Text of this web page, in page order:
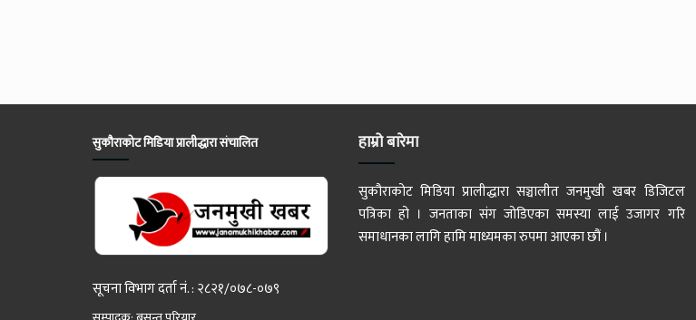
सुकौराकोट मिडिया प्रालीद्धारा संचालित
सूचना विभाग दर्ता नं. : २८२१/०७८-०७९
हाम्रो बारेमा
सुकौराकोट मिडिया प्रालीद्धारा सञ्चालीत जनमुखी खबर डिजिटल
पत्रिका हो । जनताका संग जोडिएका समस्या लाई उजागर गरि
समाधानका लागि हामि माध्यमका रुपमा आएका छौं ।